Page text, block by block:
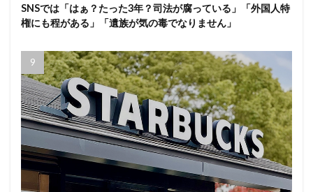
SNSでは「はぁ？たった3年？司法が腐っている」「外国人特
権にも程がある」「遺族が気の毒でなりません」